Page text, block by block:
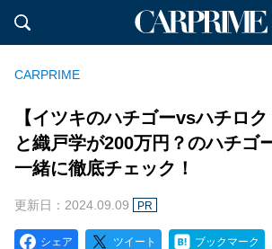
CARPRIME
【イツキのハチゴーvsハチロ
と織戸学が200万円？のハチゴ
一緒に徹底チェック！
更新日：2024.09.09 PR
シェア ツイート ブックマーク